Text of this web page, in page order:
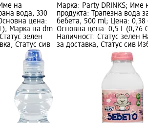
на
вода, 330
цена:
Марка на dm
зелен
Статус сив
Марка: Party DRINKS; Име
продукта: Трапезна вода
бебета, 500 ml; Цена: 0,38
Основна цена: 0,5 L (0,76 €
Наличност: Статус зелен
за доставка, Статус сив